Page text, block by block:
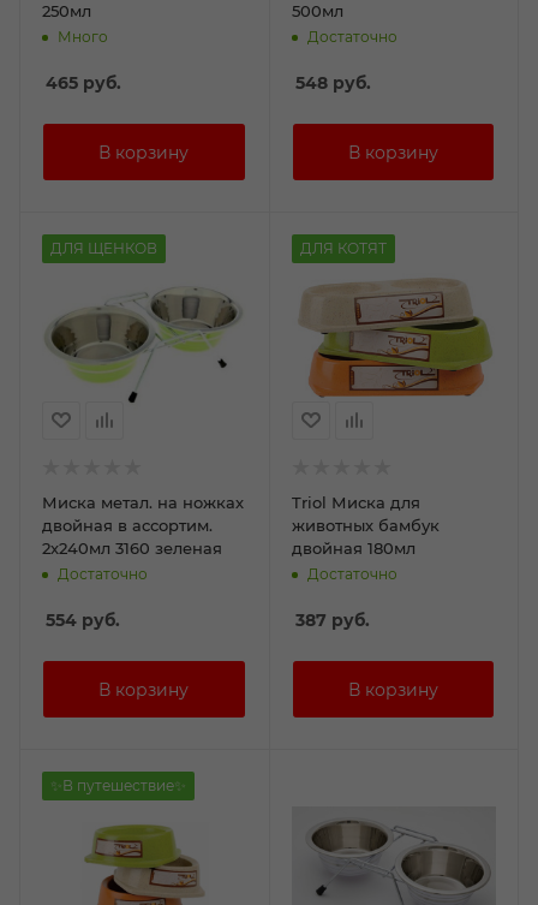
250мл
Много
465 руб.
500мл
Достаточно
548руб.
ДЛЯ ЩЕНКОВ
Миска метал. на ножках
двойная в ассортим.
2х240мл 3160 зеленая
Достаточно
554 руб.
ДЛЯ КОТЯТ
Triol Миска для
животных бамбук
двойная 180мл
Достаточно
387 руб.
✨В путешествие✨